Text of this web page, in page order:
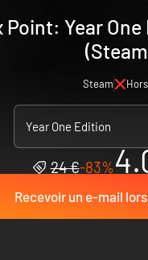
Point: Year
Steam
Year One Edition
24 €-83%
Recevoir un e-mail